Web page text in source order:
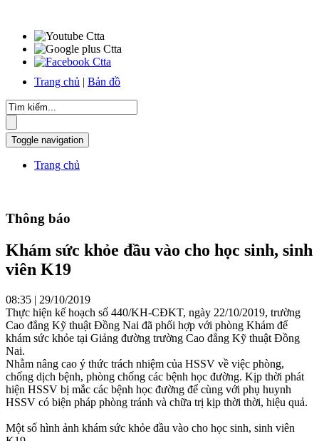
Trang chủ | Bản đồ
Toggle navigation
Trang chủ
Thông báo
Khám sức khỏe đầu vào cho học sinh, sinh
viên K19
08:35 | 29/10/2019
Thực hiện kế hoạch số 440/KH-CĐKT, ngày 22/10/2019, trường
Cao đẳng Kỹ thuật Đồng Nai đã phối hợp với phòng Khám để
khám sức khỏe tại Giảng đường trường Cao đẳng Kỹ thuật Đồng
Nai.
Nhằm nâng cao ý thức trách nhiệm của HSSV về việc phòng,
chống dịch bệnh, phòng chống các bệnh học đường. Kịp thời phát
hiện HSSV bị mắc các bệnh học đường để cùng với phụ huynh
HSSV có biện pháp phòng tránh và chữa trị kịp thời thời, hiệu quả.
Một số hình ảnh khám sức khỏe đầu vào cho học sinh, sinh viên